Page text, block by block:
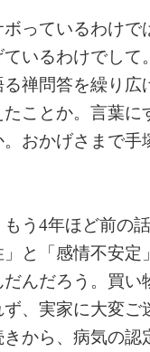
っているわけで
いるわけでして
禅問答を繰り広
ことか。言葉
おかげさまで手
う4年ほど前の
と「感情不安定
んだろう。買い
、実家に大変ご
から、病気の認